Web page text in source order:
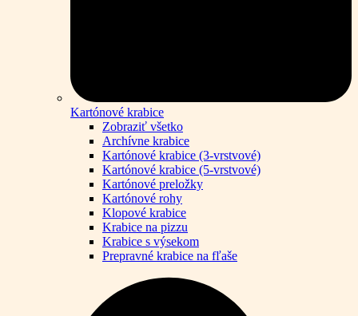
Kartónové krabice
Zobraziť všetko
Archívne krabice
Kartónové krabice (3-vrstvové)
Kartónové krabice (5-vrstvové)
Kartónové preložky
Kartónové rohy
Klopové krabice
Krabice na pizzu
Krabice s výsekom
Prepravné krabice na fľaše